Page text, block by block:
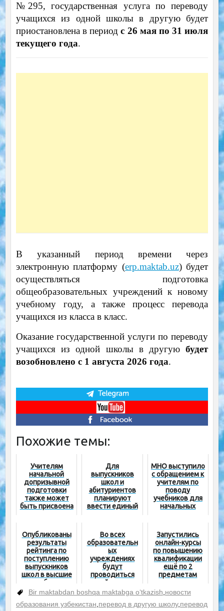
№295, государственная услуга по переводу
учащихся из одной школы в другую будет
приостановлена в периодс 26 мая по 31 июля
текущего года.
В указанный период времени через
электронную платформу (erp.maktab.uz) будет
осуществляться подготовка
общеобразовательных учреждений к новому
учебному году, а также процесс перевода
учащихся из класса в класс.
Оказание государственной услуги по переводу
учащихся из одной школы в другуюбудет
возобновлено с 1 августа 2026 года.
Похожие темы:
Учителям
начальной
допризывной
подготовки
также может
быть присвоена
Для
выпускников
школ и
абитуриентов
планируют
ввести единый
МНО выступило
с обращением к
учителям по
поводу
учебников для
начальных
Опубликованы
результаты
рейтинга по
поступлению
выпускников
школ в высшие
учебные
заведения
Во всех
образовательн
ых
учреждениях
будут
проводиться
рейды по
фактам
принудительно
го труда
Запустились
онлайн-курсы
по повышению
квалификации
ещё по 2
предметам
Bir maktabdan boshqa maktabga o‘tkazish новости
образования узбекистан перевод в другую школу, перевод